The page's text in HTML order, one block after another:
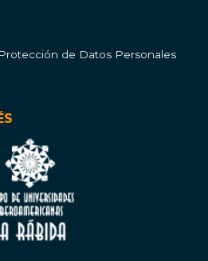
de Datos Personales